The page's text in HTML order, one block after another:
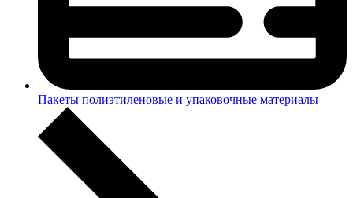
Пакеты полиэтиленовые и упаковочные материалы